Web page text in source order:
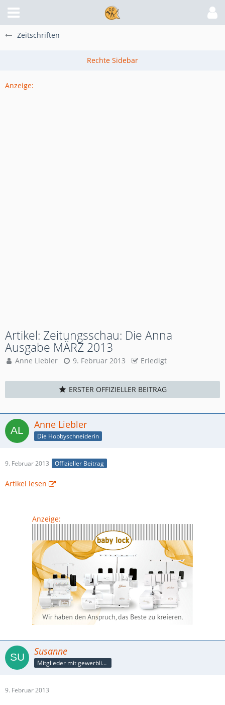
Zeitschriften
Anzeige:
Artikel: Zeitungsschau: Die Anna
Ausgabe MÄRZ 2013
Anne Liebler 9. Februar 2013 Erledigt
ERSTER OFFIZIELLER BEITRAG
Anne Liebler
Die Hobbyschneiderin
9. Februar 2013 Offizieller Beitrag
Artikel lesen
Anzeige:
Susanne
Mitglieder mit gewerblicher Verbindung, auch als Mitarbeiter/in
9. Februar 2013